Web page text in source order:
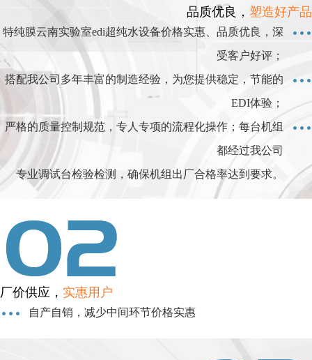
品质优良， 塑造好产品
特纯膜云南实验室edi超纯水设备价格实惠、品质优良，深
受客户好评；
搭配我公司多年丰富的制造经验，为您提供稳定，节能的
EDI体验；
严格的质量控制规范，专人专项的流程化操作；每台机组
都经过我公司
专业调试台检验检测，确保机组出厂合格率达到要求。
厂价供应， 实惠用户
自产自销，减少中间环节价格实惠